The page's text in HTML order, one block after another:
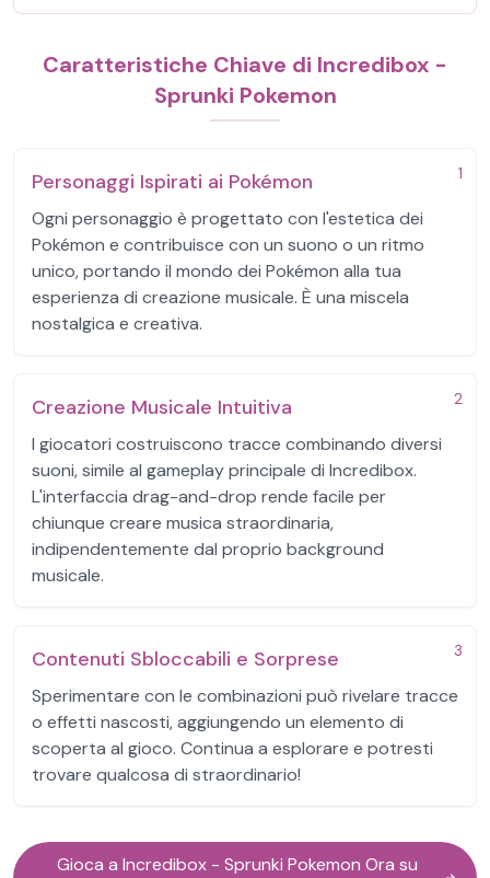
Caratteristiche Chiave di Incredibox -
Sprunki Pokemon
1
Personaggi Ispirati ai Pokémon
Ogni personaggio è progettato con l'estetica dei
Pokémon e contribuisce con un suono o un ritmo
unico, portando il mondo dei Pokémon alla tua
esperienza di creazione musicale. È una miscela
nostalgica e creativa.
2
Creazione Musicale Intuitiva
I giocatori costruiscono tracce combinando diversi
suoni, simile al gameplay principale di Incredibox.
L'interfaccia drag-and-drop rende facile per
chiunque creare musica straordinaria,
indipendentemente dal proprio background
musicale.
3
Contenuti Sbloccabili e Sorprese
Sperimentare con le combinazioni può rivelare tracce
o effetti nascosti, aggiungendo un elemento di
scoperta al gioco. Continua a esplorare e potresti
trovare qualcosa di straordinario!
Gioca a Incredibox - Sprunki Pokemon Ora su